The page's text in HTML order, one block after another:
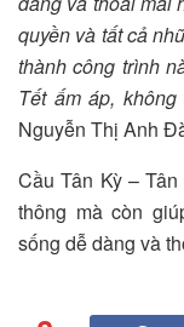
quyền và tất cả
thành công trình
Tết ấm áp,
Nguyễn Thị Anh
Cầu Tân Kỳ –
thông mà còn
sống dễ dàng và